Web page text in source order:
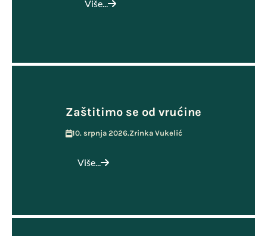
Više...
Zaštitimo se od vrućine
10. srpnja 2026.Zrinka Vukelić
Više...